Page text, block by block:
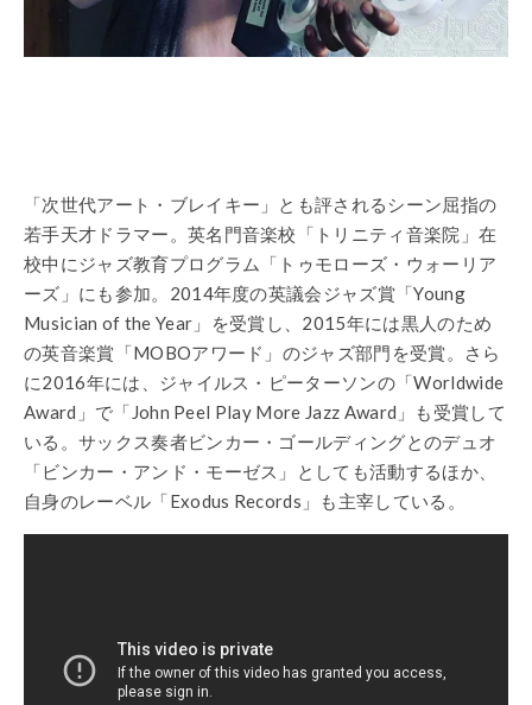
「次世代アート・ブレイキー」とも評されるシーン屈指の
若手天才ドラマー。英名門音楽校「トリニティ音楽院」在
校中にジャズ教育プログラム「トゥモローズ・ウォーリア
ーズ」にも参加。2014年度の英議会ジャズ賞「Young
Musician of the Year」を受賞し、2015年には黒人のため
の英音楽賞「MOBOアワード」のジャズ部門を受賞。さら
に2016年には、ジャイルス・ピーターソンの「Worldwide
Award」で「John Peel Play More Jazz Award」も受賞して
いる。サックス奏者ビンカー・ゴールディングとのデュオ
「ビンカー・アンド・モーゼス」としても活動するほか、
自身のレーベル「Exodus Records」も主宰している。